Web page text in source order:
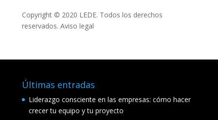
Copyright © 2020 LEDE. Todos los derechos
reservados. Aviso legal
Últimas entradas
Liderazgo consciente en las empresas: cómo hacer
crecer tu equipo y tu proyecto